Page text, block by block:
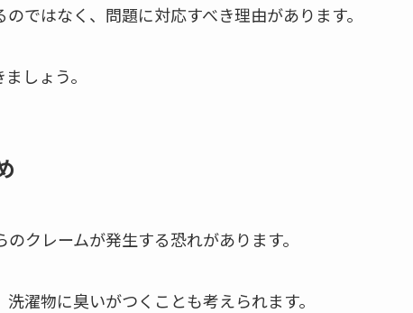
ではなく、問題に対応すべき理由があります。
しょう。
クレームが発生する恐れがあります。
濯物に臭いがつくことも考えられます。